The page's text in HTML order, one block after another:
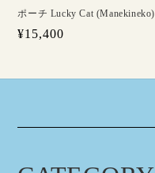
ポーチ Lucky Cat (Manekineko)
通
¥15,400